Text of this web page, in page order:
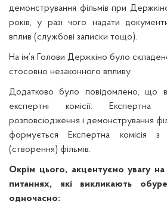
демонстрування фільмів при
років, у разі чого надати
вплив (службові записки тощо).
На ім’я Голови Держкіно було
стосовно незаконного впливу.
Додатково було повідомлено, що
експертні комісії:
розповсюдження і демонстрування
формується Експертна комісія з
(створення) фільмів.
Окрім цього, акцентуємо увагу
питаннях, які викликають
одночасно: